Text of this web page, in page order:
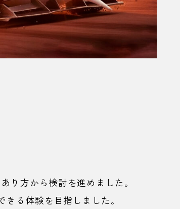
り方から検討を進めました。
きる体験を目指しました。